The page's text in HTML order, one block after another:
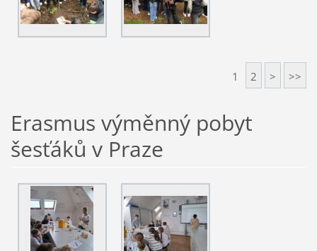
1 2 > >>
Erasmus výměnný pobyt
šesťáků v Praze